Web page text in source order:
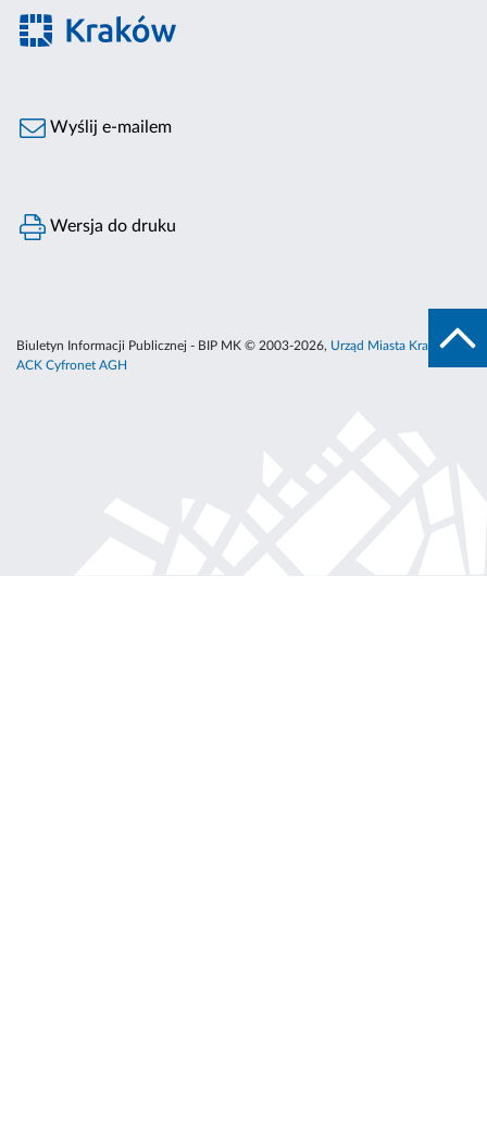
Wyślij e-mailem
Wersja do druku
Biuletyn Informacji Publicznej - BIP MK © 2003-2026, Urząd Miasta Krakowa
ACK Cyfronet AGH